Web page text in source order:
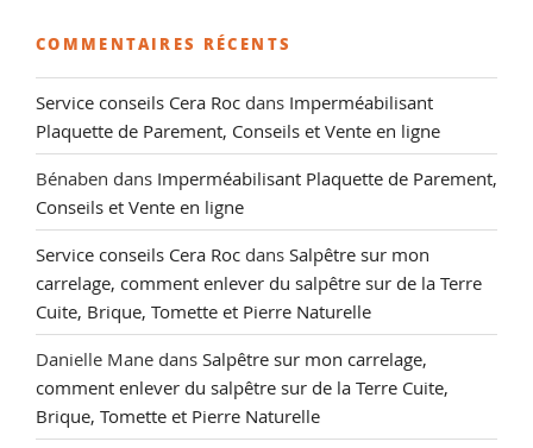
COMMENTAIRES RÉCENTS
Service conseils Cera Roc dans Imperméabilisant
Plaquette de Parement, Conseils et Vente en ligne
Bénaben dans Imperméabilisant Plaquette de Parement,
Conseils et Vente en ligne
Service conseils Cera Roc dans Salpêtre sur mon
carrelage, comment enlever du salpêtre sur de la Terre
Cuite, Brique, Tomette et Pierre Naturelle
Danielle Mane dans Salpêtre sur mon carrelage,
comment enlever du salpêtre sur de la Terre Cuite,
Brique, Tomette et Pierre Naturelle